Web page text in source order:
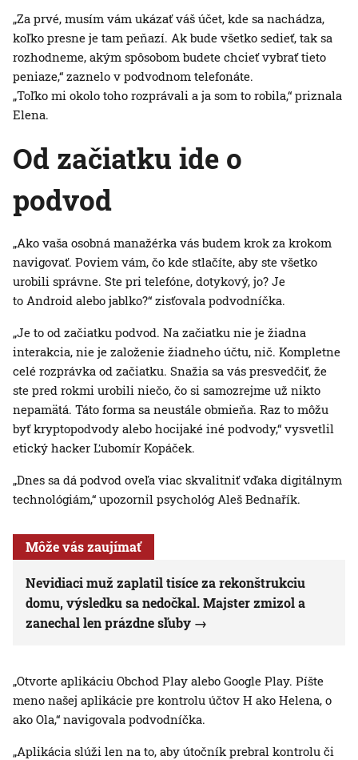
„Za prvé, musím vám ukázať váš účet, kde sa nachádza,
koľko presne je tam peňazí. Ak bude všetko sedieť, tak sa
rozhodneme, akým spôsobom budete chcieť vybrať tieto
peniaze,“ zaznelo v podvodnom telefonáte.
„Toľko mi okolo toho rozprávali a ja som to robila,“ priznala
Elena.
Od začiatku ide o
podvod
„Ako vaša osobná manažérka vás budem krok za krokom
navigovať. Poviem vám, čo kde stlačíte, aby ste všetko
urobili správne. Ste pri telefóne, dotykový, jo? Je
to Android alebo jablko?“ zisťovala podvodníčka.
„Je to od začiatku podvod. Na začiatku nie je žiadna
interakcia, nie je založenie žiadneho účtu, nič. Kompletne
celé rozprávka od začiatku. Snažia sa vás presvedčiť, že
ste pred rokmi urobili niečo, čo si samozrejme už nikto
nepamätá. Táto forma sa neustále obmieňa. Raz to môžu
byť kryptopodvody alebo hocijaké iné podvody,“ vysvetlil
etický hacker Ľubomír Kopáček.
„Dnes sa dá podvod oveľa viac skvalitniť vďaka digitálnym
technológiám,“ upozornil psychológ Aleš Bednařík.
Môže vás zaujímať
Nevidiaci muž zaplatil tisíce za rekonštrukciu
domu, výsledku sa nedočkal. Majster zmizol a
zanechal len prázdne sľuby
„Otvorte aplikáciu Obchod Play alebo Google Play. Píšte
meno našej aplikácie pre kontrolu účtov H ako Helena, o
ako Ola,“ navigovala podvodníčka.
„Aplikácia slúži len na to, aby útočník prebral kontrolu či